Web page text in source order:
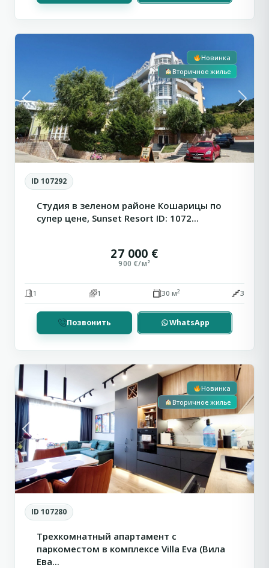
Кошарица
Previous Next
Новинка
Вторичное жилье
ID 107292
Студия в зеленом районе Кошарицы по
супер цене, Sunset Resort ID: 1072...
27 000 €
900 €/м²
1 1 30 м2 3
Позвонить WhatsApp
Влас
Previous Next
Новинка
Вторичное жилье
ID 107280
Трехкомнатный апартамент с
паркоместом в комплексе Villa Eva (Вила
Ева...